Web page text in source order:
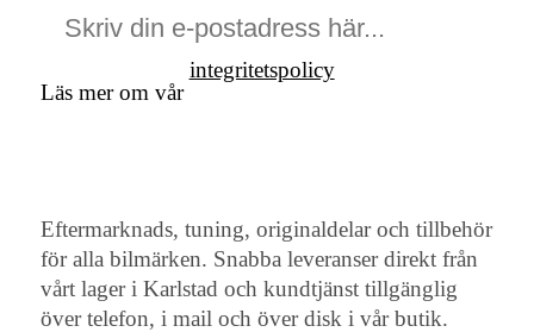
Läs mer om vår
integritetspolicy
Eftermarknads, tuning, originaldelar och tillbehör
för alla bilmärken. Snabba leveranser direkt från
vårt lager i Karlstad och kundtjänst tillgänglig
över telefon, i mail och över disk i vår butik.